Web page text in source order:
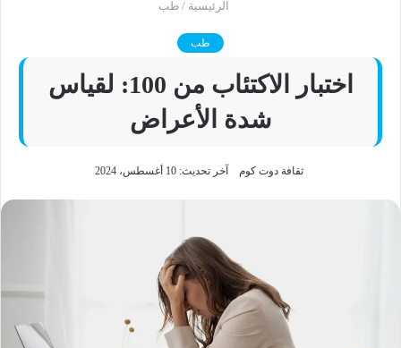
الرئيسية / طب
طب
اختبار الاكتئاب من 100: لقياس
شدة الأعراض
ثقافة دوت كوم آخر تحديث: 10 أغسطس، 2024